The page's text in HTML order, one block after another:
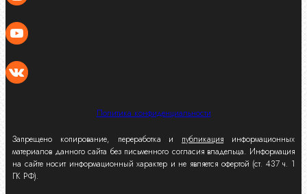
Политика конфиденциальности
Запрещено копирование, переработка и публикация информационных
материалов данного сайта без письменного согласия владельца. Информация
на сайте носит информационный характер и не является офертой (ст. 437 ч. 1
ГК РФ).